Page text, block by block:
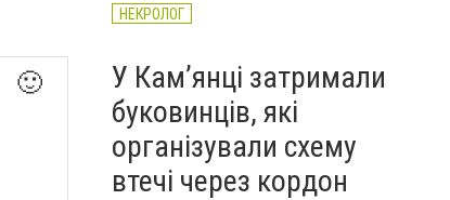
🙂
НЕКРОЛОГ
У Кам’янці затримали
буковинців, які
організували схему
втечі через кордон